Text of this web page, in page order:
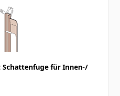
Schattenfuge für Innen-/